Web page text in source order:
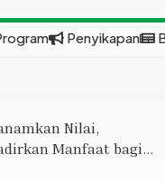
Penyikapan
Nilai,
Manfaat bagi